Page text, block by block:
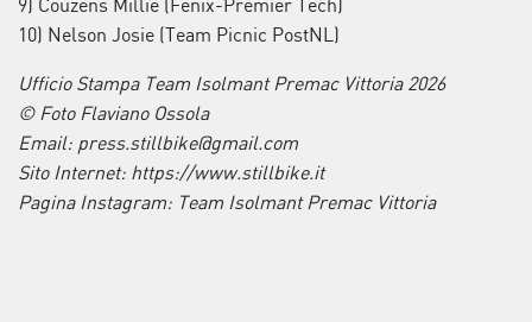
9) Couzens Millie (Fenix-Premier Tech)
10) Nelson Josie (Team Picnic PostNL)
Ufficio Stampa Team Isolmant Premac Vittoria 2026
© Foto Flaviano Ossola
Email: press.stillbike@gmail.com
Sito Internet: https://www.stillbike.it
Pagina Instagram: Team Isolmant Premac Vittoria